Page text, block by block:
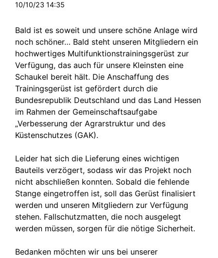
10/10/23 14:35
Bald ist es soweit und unsere schöne Anlage wird
noch schöner… Bald steht unseren Mitgliedern ein
hochwertiges Multifunktionstrainingsgerüst zur
Verfügung, das auch für unsere Kleinsten eine
Schaukel bereit hält. Die Anschaffung des
Trainingsgerüst ist gefördert durch die
Bundesrepublik Deutschland und das Land Hessen
im Rahmen der Gemeinschaftsaufgabe
„Verbesserung der Agrarstruktur und des
Küstenschutzes (GAK).
Leider hat sich die Lieferung eines wichtigen
Bauteils verzögert, sodass wir das Projekt noch
nicht abschließen konnten. Sobald die fehlende
Stange eingetroffen ist, soll das Gerüst finalisiert
werden und unseren Mitgliedern zur Verfügung
stehen. Fallschutzmatten, die noch ausgelegt
werden müssen, sorgen für die nötige Sicherheit.
Bedanken möchten wir uns bei unserer